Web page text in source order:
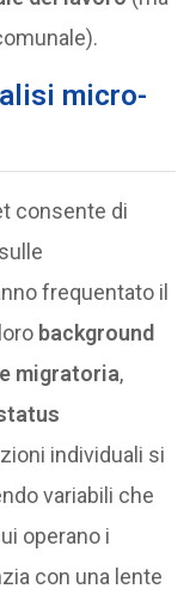
micro-
consente di
frequentato il
background
migratoria,
individuali si
variabili che
operano i
con una lente